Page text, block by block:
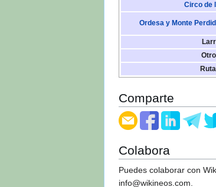
Circo de
Ordesa y Monte
Comparte
Colabora
Puedes colaborar con
info@wikineos.com